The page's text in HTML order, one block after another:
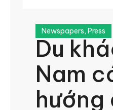
Newspapers, Press
Du
Nam
hướng